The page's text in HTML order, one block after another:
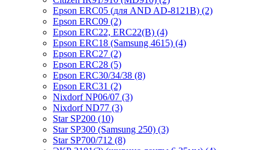
Epson ERC05 (для AND AD-8121B) (2)
Epson ERC09 (2)
Epson ERC22, ERC22(B) (4)
Epson ERC18 (Samsung 4615) (4)
Epson ERC27 (2)
Epson ERC28 (5)
Epson ERC30/34/38 (8)
Epson ERC31 (2)
Nixdorf NP06/07 (3)
Nixdorf ND77 (3)
Star SP200 (10)
Star SP300 (Samsung 250) (3)
Star SP700/712 (8)